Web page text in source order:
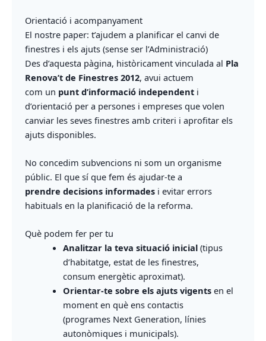
Orientació i acompanyament
El nostre paper: t’ajudem a planificar el canvi de
finestres i els ajuts (sense ser l’Administració)
Des d’aquesta pàgina, històricament vinculada al Pla
Renova’t de Finestres 2012, avui actuem
com un punt d’informació independenti
d’orientació per a persones i empreses que volen
canviar les seves finestres amb criteri i aprofitar els
ajuts disponibles.
No concedim subvencions ni som un organisme
públic. El que sí que fem és ajudar-te a
prendre decisions informadesi evitar errors
habituals en la planificació de la reforma.
Què podem fer per tu
Analitzar la teva situació inicial(tipus
d’habitatge, estat de les finestres,
consum energètic aproximat).
Orientar-te sobre els ajuts vigentsen el
moment en què ens contactis
(programes Next Generation, línies
autonòmiques i municipals).